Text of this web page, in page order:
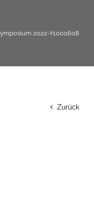
2022-Y1000608
Zurück